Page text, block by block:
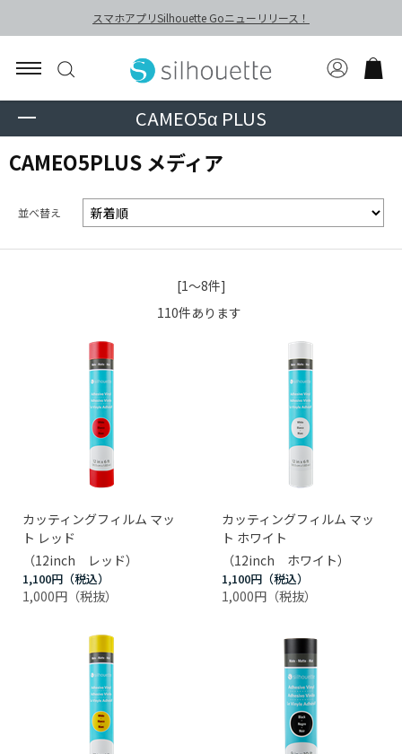
スマホアプリSilhouette Goニューリリース！
CAMEO5α PLUS
CAMEO5PLUS メディア
並べ替え
[1～8件]
110件あります
カッティングフィルム マッ
ト レッド
（12inch レッド）
1,100円
1,000円
カッティングフィルム マッ
ト ホワイト
（12inch ホワイト）
1,100円
1,000円